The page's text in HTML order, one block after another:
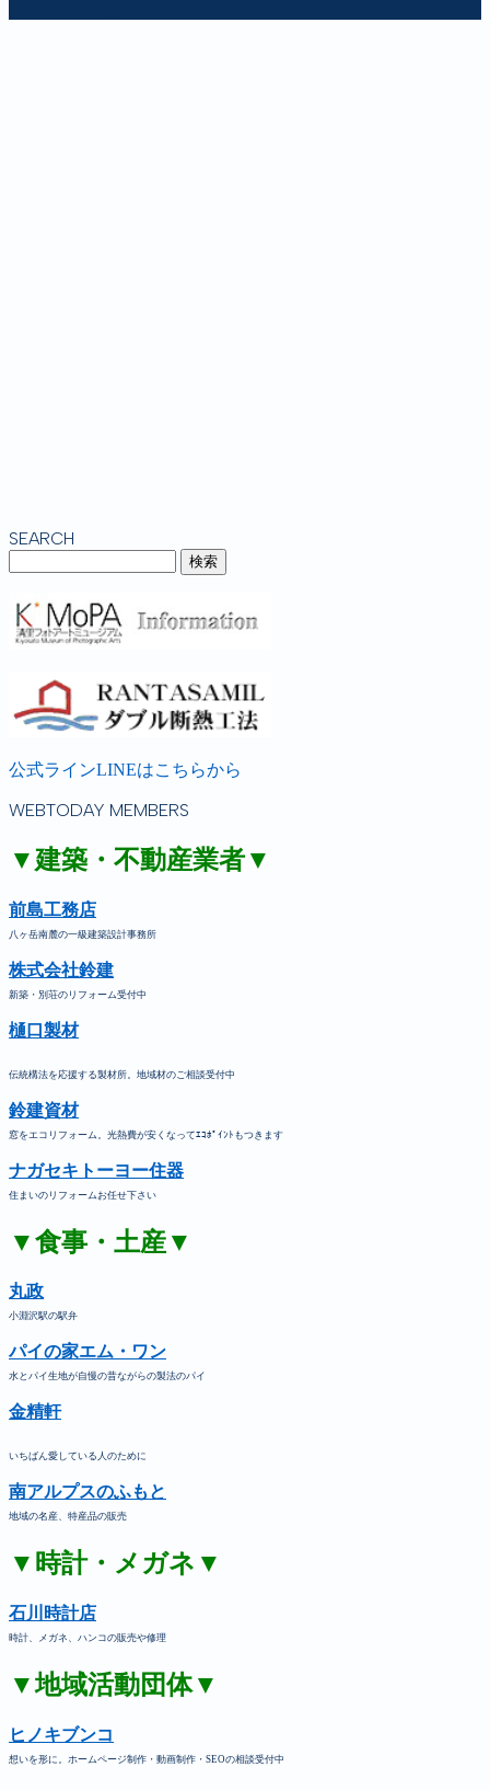
SEARCH
公式ラインLINEはこちらから
WEBTODAY MEMBERS
▼建築・不動産業者▼
前島工務店
八ヶ岳南麓の一級建築設計事務所
株式会社鈴建
新築・別荘のリフォーム受付中
樋口製材
伝統構法を応援する製材所。地域材のご相談受付中
鈴建資材
窓をエコリフォーム。光熱費が安くなってｴｺﾎﾟｲﾝﾄもつきます
ナガセキトーヨー住器
住まいのリフォームお任せ下さい
▼食事・土産▼
丸政
小淵沢駅の駅弁
パイの家エム・ワン
水とパイ生地が自慢の昔ながらの製法のパイ
金精軒
いちばん愛している人のために
南アルプスのふもと
地域の名産、特産品の販売
▼時計・メガネ▼
石川時計店
時計、メガネ、ハンコの販売や修理
▼地域活動団体▼
ヒノキブンコ
想いを形に。ホームページ制作・動画制作・SEOの相談受付中